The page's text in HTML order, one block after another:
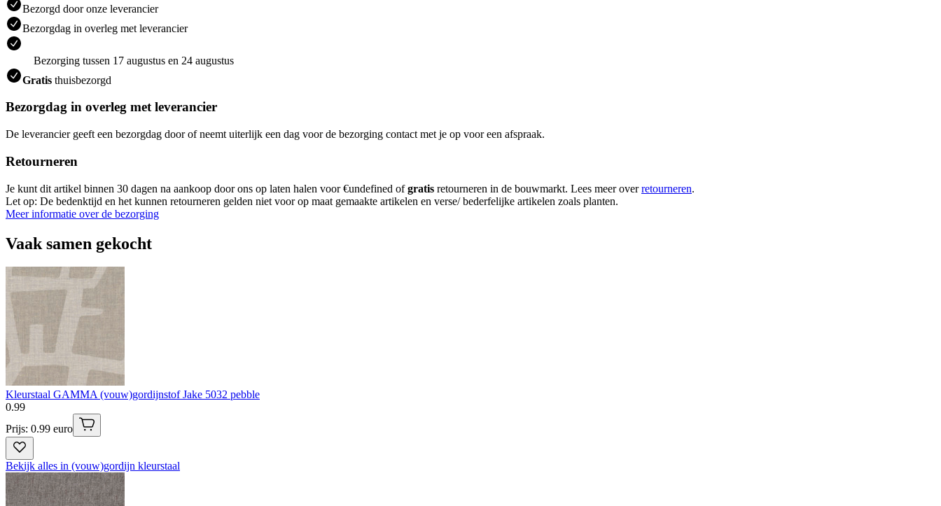
Bezorgd door onze leverancier
Bezorgdag in overleg met leverancier
Bezorging tussen 17 augustus en 24 augustus
Gratis thuisbezorgd
Bezorgdag in overleg met leverancier
De leverancier geeft een bezorgdag door of neemt uiterlijk een dag voor de bezorging contact met je op voor een afspraak.
Retourneren
Je kunt dit artikel binnen 30 dagen na aankoop door ons op laten halen voor €undefined ofgratis retourneren in de bouwmarkt. Lees meer overretourneren.
Let op: De bedenktijd en het kunnen retourneren gelden niet voor op maat gemaakte artikelen en verse/ bederfelijke artikelen zoals planten.
Meer informatie over de bezorging
Vaak samen gekocht
Kleurstaal GAMMA (vouw)gordijnstof Jake 5032 pebble
0.99
Prijs: 0.99 euro
Bekijk alles in (vouw)gordijn kleurstaal